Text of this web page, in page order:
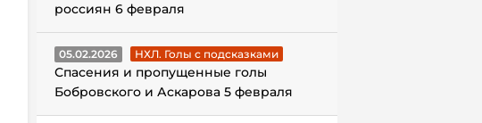
россиян 6 февраля
05.02.2026 НХЛ. Голы с подсказками
Спасения и пропущенные голы
Бобровского и Аскарова 5 февраля